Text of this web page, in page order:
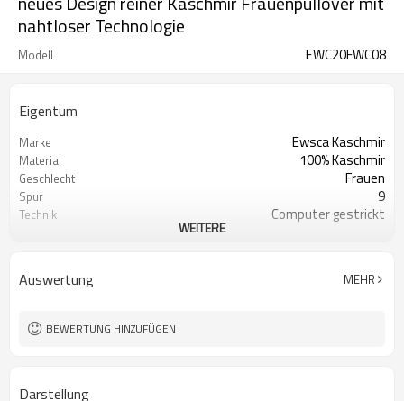
nahtloser Technologie
Modell EWC20FWC08
Eigentum
Marke Ewsca Kaschmir
Material 100% Kaschmir
Geschlecht Frauen
Spur 9
Technik Computer gestrickt
MO 100 Stück / Stil / Farbe
WEITERE
Auswertung MEHR
BEWERTUNG HINZUFÜGEN
Darstellung